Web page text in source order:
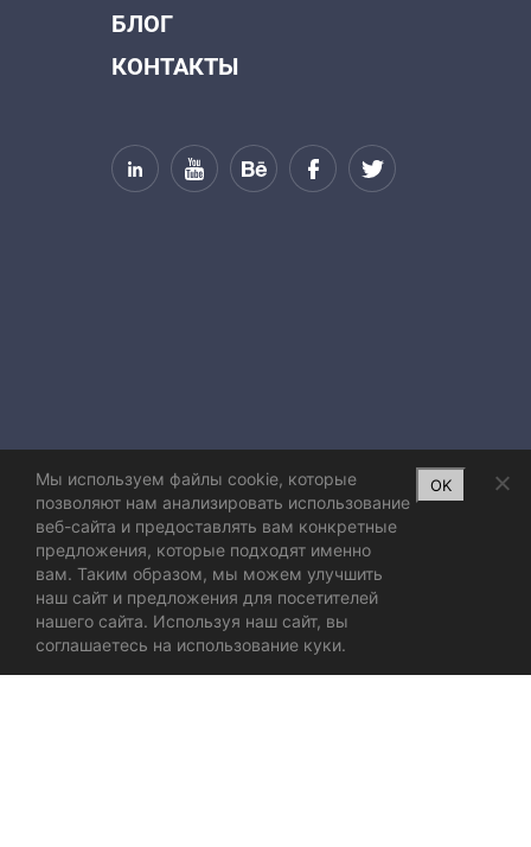
БЛОГ
КОНТАКТЫ
Мы используем файлы cookie, которые
позволяют нам анализировать использование
веб-сайта и предоставлять вам конкретные
предложения, которые подходят именно
вам. Таким образом, мы можем улучшить
наш сайт и предложения для посетителей
нашего сайта. Используя наш сайт, вы
соглашаетесь на использование куки.
OK